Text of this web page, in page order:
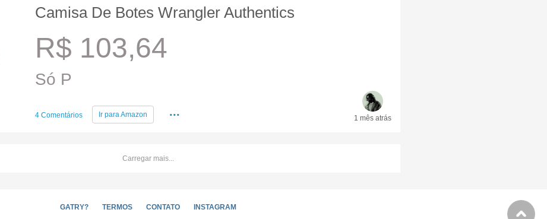
Camisa De Botes Wrangler Authentics
R$ 103,64
Só P
4 Comentários Ir paraAmazon ... 1 mês atrás
Carregar mais...
GATRY? TERMOS CONTATO INSTAGRAM